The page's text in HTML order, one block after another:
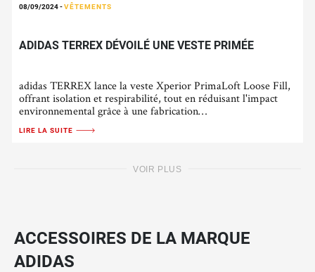
08/09/2024-VÊTEMENTS
ADIDAS TERREX DÉVOILÉ UNE VESTE PRIMÉE
adidas TERREX lance la veste Xperior PrimaLoft Loose Fill,
offrant isolation et respirabilité, tout en réduisant l'impact
environnemental grâce à une fabrication…
LIRE LA SUITE
VOIR PLUS
ACCESSOIRES DE LA MARQUE
ADIDAS